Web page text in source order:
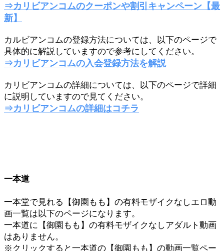
⇒カリビアンコムのクーポンや割引キャンペーン【最
新】
カルビアンコムの登録方法については、以下のページで
具体的に解説していますので参考にしてください。
⇒カリビアンコムの入会登録方法を解説
カリビアンコムの詳細については、以下のページで詳細
に説明していますので見てください。
⇒カリビアンコムの詳細はコチラ
一本道
一本堂で見れる【御園もも】の有料モザイクなしエロ動
画一覧は以下のページになります。
一本道に【御園もも】の有料モザイクなしアダルト動画
はありません。
※クリックすると一本道の【御園もも】の動画一覧ペー